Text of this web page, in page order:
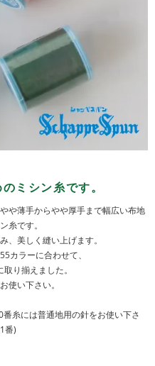
ミシン糸です。
や薄手からやや厚手まで幅広い布地
糸です。
、美しく縫い上げます。
カラーに合わせて、
り揃えました。
使い下さい。
糸には普通地用の針をお使い下さ
番)